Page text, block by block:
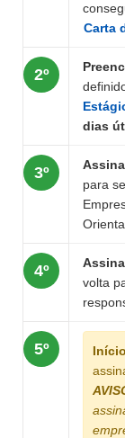
Carta
2º
dias
3º
para
4º
volta
5º